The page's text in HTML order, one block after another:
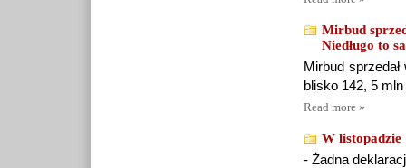
Mirbud
Niedługo to
Mirbud
blisko 142, 5
Read more »
W listopadzie
- Żadna